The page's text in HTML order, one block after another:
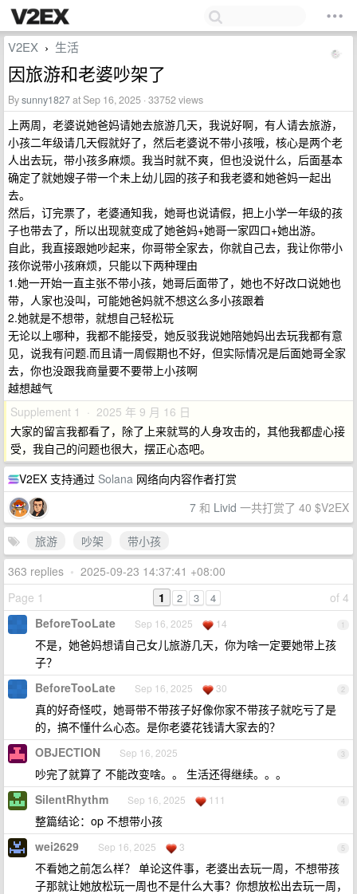
V2EX › 生活
因旅游和老婆吵架了
Bysunny1827at Sep 16, 2025 · 33752 views
上两周，老婆说她爸妈请她去旅游几天，我说好啊，有人请去旅游，
小孩二年级请几天假就好了，然后老婆说不带小孩哦，核心是两个老
人出去玩，带小孩多麻烦。我当时就不爽，但也没说什么，后面基本
确定了就她嫂子带一个未上幼儿园的孩子和我老婆和她爸妈一起出
去。
然后，订完票了，老婆通知我，她哥也说请假，把上小学一年级的孩
子也带去了，所以出现就变成了她爸妈+她哥一家四口+她出游。
自此，我直接跟她吵起来，你哥带全家去，你就自己去，我让你带小
孩你说带小孩麻烦，只能以下两种理由
1.她一开始一直主张不带小孩，她哥后面带了，她也不好改口说她也
带，人家也没叫，可能她爸妈就不想这么多小孩跟着
2.她就是不想带，就想自己轻松玩
无论以上哪种，我都不能接受，她反驳我说她陪她妈出去玩我都有意
见，说我有问题.而且请一周假期也不好，但实际情况是后面她哥全家
去，你也没跟我商量要不要带上小孩啊
越想越气
Supplement 1 · 2025 年 9 月 16 日
大家的留言我都看了，除了上来就骂的人身攻击的，其他我都虚心接
受，我自己的问题也很大，摆正心态吧。
V2EX 支持通过 Solana 网络向内容作者打赏
7 和 Livid 一共打赏了 40 $V2EX
旅游 吵架
带小孩
363 replies • 2025-09-23 14:37:41 +08:00
Page 1
of 4
1 2 3 4
1
BeforeTooLate Sep 16, 2025 14
不是，她爸妈想请自己女儿旅游几天，你为啥一定要她带上孩
子？
2
BeforeTooLate Sep 16, 2025 30
真的好奇怪哎，她哥带不带孩子好像你家不带孩子就吃亏了是
的，搞不懂什么心态。是你老婆花钱请大家去的？
3
OBJECTION Sep 16, 2025
吵完了就算了 不能改变啥。。 生活还得继续。。。
4
SilentRhythm Sep 16, 2025 111
整篇结论：op 不想带小孩
5
wei2629 Sep 16, 2025 3
不看她之前怎么样？ 单论这件事，老婆出去玩一周，不想带孩
子那就让她放松玩一周也不是什么大事？你想放松出去玩一周，